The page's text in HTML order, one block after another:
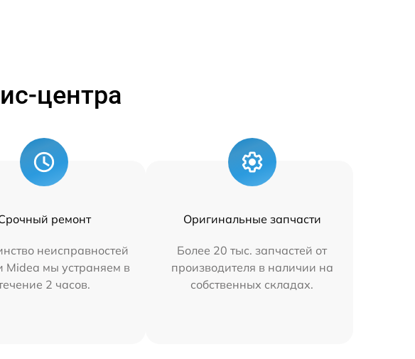
центра
ремонт
неисправностей
Midea мы устраняем в
2 часов.
Оригинальные запчасти
Более 20 тыс. запчастей от
производителя в наличии на
собственных складах.